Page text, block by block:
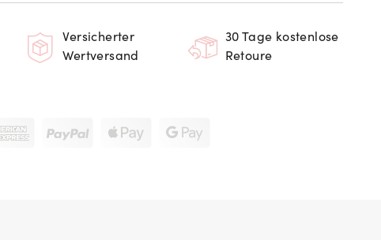
Versicherter
Wertversand
30 Tage kostenlose
Retoure